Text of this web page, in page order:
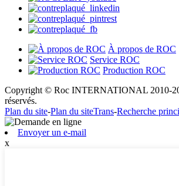
À propos de ROC
Service ROC
Production ROC
Copyright © Roc INTERNATIONAL 2010-
réservés.
Plan du site-Plan du siteTrans-Recherche
Envoyer un e-mail
x